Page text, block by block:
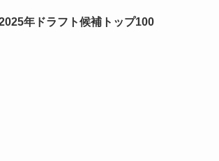
年ドラフト候補トップ100